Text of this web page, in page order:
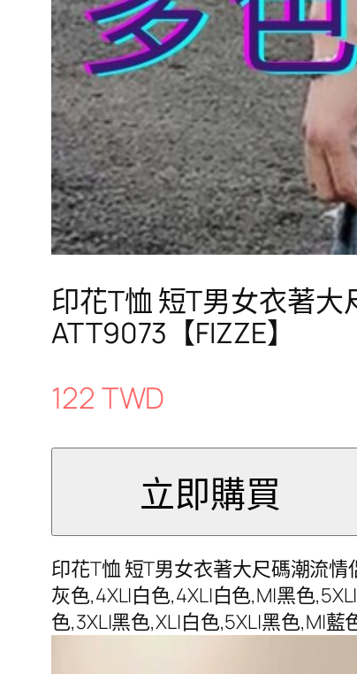
印花T恤 短T男女衣著
ATT9073【FIZZE】
122 TWD
印花T恤 短T男女衣著大尺碼潮流情
灰色,4XL|白色,4XL|白色,M|黑色
色,3XL|黑色,XL|白色,5XL|黑色,M|藍